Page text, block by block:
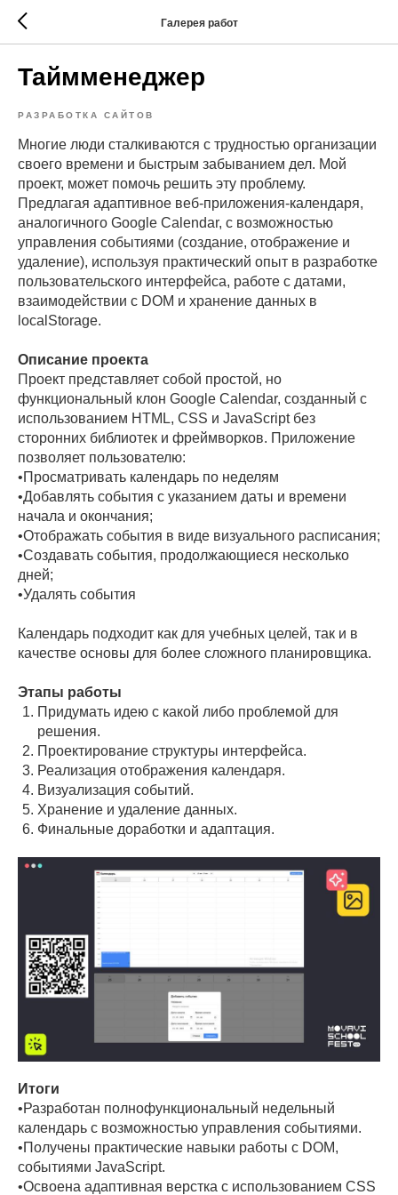
Галерея работ
Таймменеджер
РАЗРАБОТКА САЙТОВ
Многие люди сталкиваются с трудностью организации
своего времени и быстрым забыванием дел. Мой
проект, может помочь решить эту проблему.
Предлагая адаптивное веб-приложения-календаря,
аналогичного Google Calendar, с возможностью
управления событиями (создание, отображение и
удаление), используя практический опыт в разработке
пользовательского интерфейса, работе с датами,
взаимодействии с DOM и хранение данных в
localStorage.
Описание проекта
Проект представляет собой простой, но
функциональный клон Google Calendar, созданный с
использованием HTML, CSS и JavaScript без
сторонних библиотек и фреймворков. Приложение
позволяет пользователю:
•Просматривать календарь по неделям
•Добавлять события с указанием даты и времени
начала и окончания;
•Отображать события в виде визуального расписания;
•Создавать события, продолжающиеся несколько
дней;
•Удалять события
Календарь подходит как для учебных целей, так и в
качестве основы для более сложного планировщика.
Этапы работы
Придумать идею с какой либо проблемой для
решения.
Проектирование структуры интерфейса.
Реализация отображения календаря.
Визуализация событий.
Хранение и удаление данных.
Финальные доработки и адаптация.
Итоги
•Разработан полнофункциональный недельный
календарь с возможностью управления событиями.
•Получены практические навыки работы с DOM,
событиями JavaScript.
•Освоена адаптивная верстка с использованием CSS